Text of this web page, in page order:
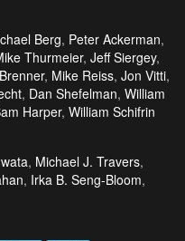
Berg, Peter Ackerman,
Thurmeier, Jeff Siergey,
, Mike Reiss, Jon Vitti,
, Dan Shefelman, William
Harper, William Schifrin
, Michael J. Travers,
, Irka B. Seng-Bloom,